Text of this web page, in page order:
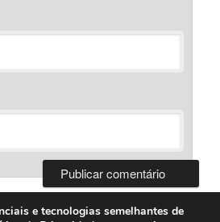
e tecnologias semelhantes de